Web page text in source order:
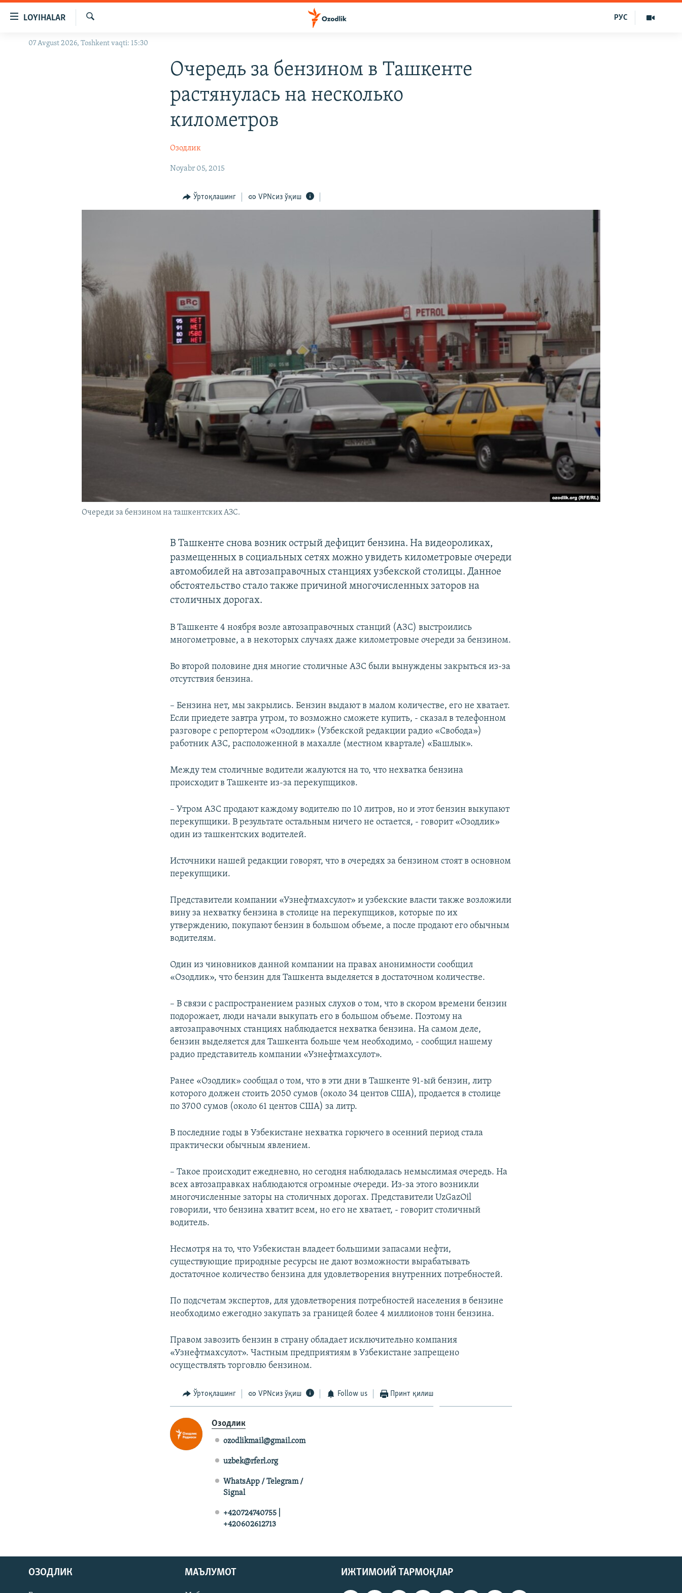
Бош
LOYIHALAR
OZODLIK SURISHTIRUVLARI
Излаш
РУС
07 Avgust 2026, Toshkent vaqti: 15:30
Очередь за бензином в Ташкенте
растянулась на несколько
километров
Озодлик
Noyabr 05, 2015
Ўртоқлашинг VPNсиз ўқиш
Очереди за бензином на ташкентских АЗС.
В Ташкенте снова возник острый дефицит бензина. На видеороликах,
размещенных в социальных сетях можно увидеть километровые очереди
автомобилей на автозаправочных станциях узбекской столицы. Данное
обстоятельство стало также причиной многочисленных заторов на
столичных дорогах.
В Ташкенте 4 ноября возле автозаправочных станций (АЗС) выстроились
многометровые, а в некоторых случаях даже километровые очереди за бензином.
Во второй половине дня многие столичные АЗС были вынуждены закрыться из-за
отсутствия бензина.
– Бензина нет, мы закрылись. Бензин выдают в малом количестве, его не хватает.
Если приедете завтра утром, то возможно сможете купить, - сказал в телефонном
разговоре с репортером «Озодлик» (Узбекской редакции радио «Свобода»)
работник АЗС, расположенной в махалле (местном квартале) «Башлык».
Между тем столичные водители жалуются на то, что нехватка бензина
происходит в Ташкенте из-за перекупщиков.
– Утром АЗС продают каждому водителю по 10 литров, но и этот бензин выкупают
перекупщики. В результате остальным ничего не остается, - говорит «Озодлик»
один из ташкентских водителей.
Источники нашей редакции говорят, что в очередях за бензином стоят в основном
перекупщики.
Представители компании «Узнефтмахсулот» и узбекские власти также возложили
вину за нехватку бензина в столице на перекупщиков, которые по их
утверждению, покупают бензин в большом объеме, а после продают его обычным
водителям.
Один из чиновников данной компании на правах анонимности сообщил
«Озодлик», что бензин для Ташкента выделяется в достаточном количестве.
– В связи с распространением разных слухов о том, что в скором времени бензин
подорожает, люди начали выкупать его в большом объеме. Поэтому на
автозаправочных станциях наблюдается нехватка бензина. На самом деле,
бензин выделяется для Ташкента больше чем необходимо, - сообщил нашему
радио представитель компании «Узнефтмахсулот».
Ранее «Озодлик» сообщал о том, что в эти дни в Ташкенте 91-ый бензин, литр
которого должен стоить 2050 сумов (около 34 центов США), продается в столице
по 3700 сумов (около 61 центов США) за литр.
В последние годы в Узбекистане нехватка горючего в осенний период стала
практически обычным явлением.
– Такое происходит ежедневно, но сегодня наблюдалась немыслимая очередь. На
всех автозаправках наблюдаются огромные очереди. Из-за этого возникли
многочисленные заторы на столичных дорогах. Представители UzGazOil
говорили, что бензина хватит всем, но его не хватает, - говорит столичный
водитель.
Несмотря на то, что Узбекистан владеет большими запасами нефти,
существующие природные ресурсы не дают возможности вырабатывать
достаточное количество бензина для удовлетворения внутренних потребностей.
По подсчетам экспертов, для удовлетворения потребностей населения в бензине
необходимо ежегодно закупать за границей более 4 миллионов тонн бензина.
Правом завозить бензин в страну обладает исключительно компания
«Узнефтмахсулот». Частным предприятиям в Узбекистане запрещено
осуществлять торговлю бензином.
Ўртоқлашинг VPNсиз ўқиш Follow us Принт қилиш
Озодлик
ozodlikmail@gmail.com
uzbek@rferl.org
WhatsApp / Telegram /
Signal
+420724740755 |
+420602612713
ИЖТИМОИЙ ТАРМОҚЛАР
ОЗОДЛИК МАЪЛУМОТ